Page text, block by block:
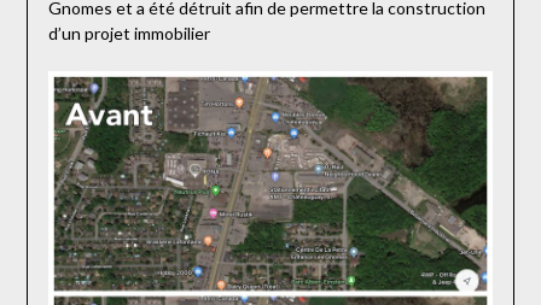
Gnomes et a été détruit afin de permettre la construction
d’un projet immobilier